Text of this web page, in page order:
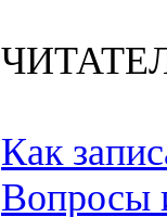
Как
Вопросы